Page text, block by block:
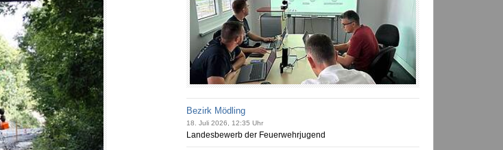
Bezirk Mödling
18. Juli 2026, 12:35 Uhr
Landesbewerb der Feuerwehrjugend